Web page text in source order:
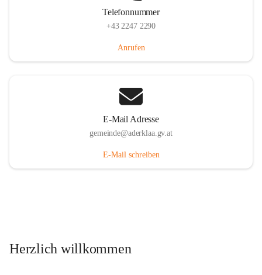
Telefonnummer
+43 2247 2290
Anrufen
E-Mail Adresse
gemeinde@aderklaa.gv.at
E-Mail schreiben
Herzlich willkommen